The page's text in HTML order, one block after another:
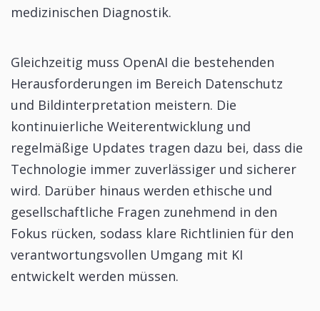
medizinischen Diagnostik.
Gleichzeitig muss OpenAI die bestehenden
Herausforderungen im Bereich Datenschutz
und Bildinterpretation meistern. Die
kontinuierliche Weiterentwicklung und
regelmäßige Updates tragen dazu bei, dass die
Technologie immer zuverlässiger und sicherer
wird. Darüber hinaus werden ethische und
gesellschaftliche Fragen zunehmend in den
Fokus rücken, sodass klare Richtlinien für den
verantwortungsvollen Umgang mit KI
entwickelt werden müssen.